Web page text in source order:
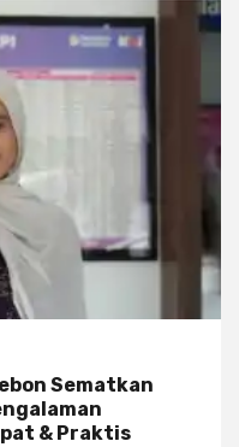
Sematkan
& Praktis